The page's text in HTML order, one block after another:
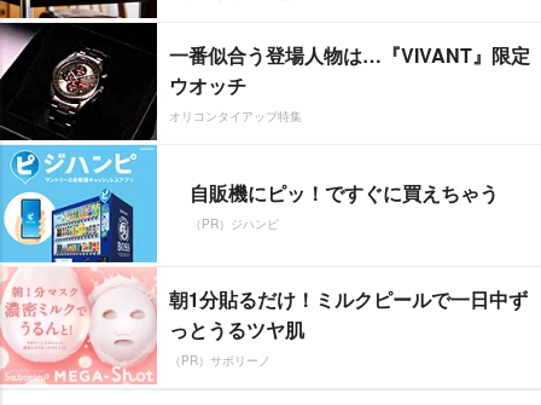
一番似合う登場人物は…『VIVANT』限定
ウオッチ
オリコンタイアップ特集
自販機にピッ！ですぐに買えちゃう
（PR）ジハンピ
朝1分貼るだけ！ミルクピールで一日中ず
っとうるツヤ肌
（PR）サボリーノ